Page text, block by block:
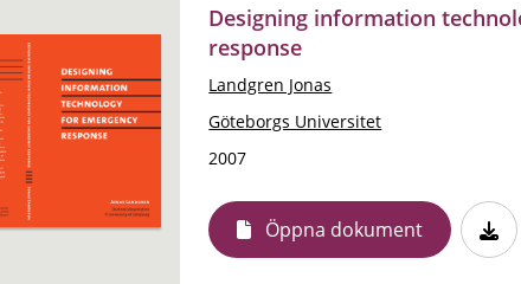
Designing information
response
Landgren Jonas
Göteborgs Universitet
2007
Öppna dokument